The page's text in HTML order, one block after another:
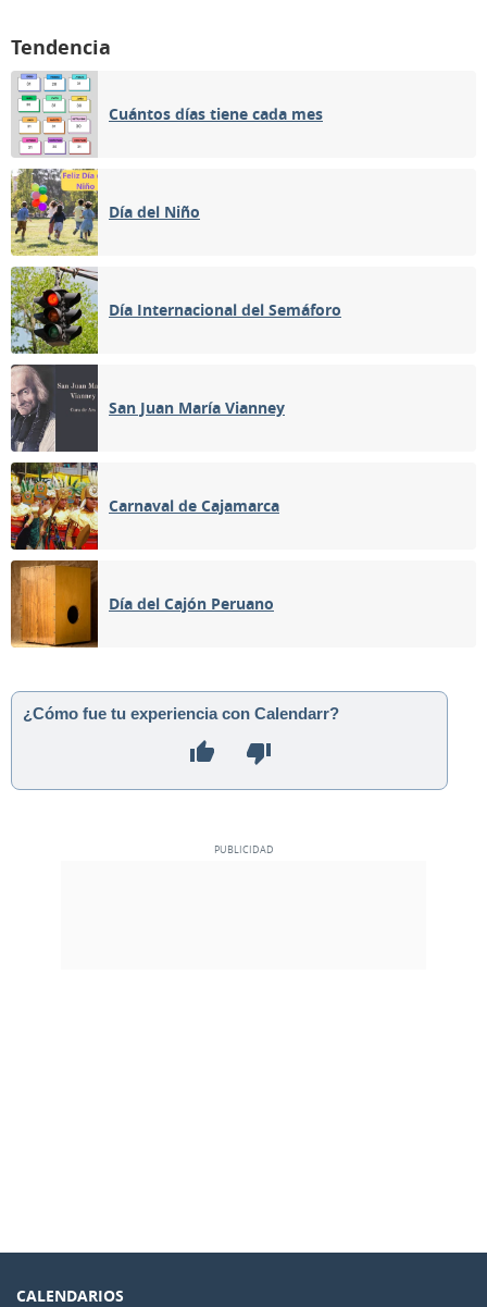
Tendencia
Cuántos días tiene cada mes
Día del Niño
Día Internacional del Semáforo
San Juan María Vianney
Carnaval de Cajamarca
Día del Cajón Peruano
¿Cómo fue tu experiencia con Calendarr?
CALENDARIOS